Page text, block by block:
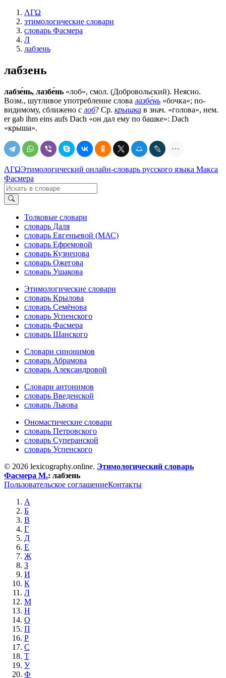
ΛΓΩ
этимологические словари
словарь Фасмера
Л
лабзень
лабзень
лабзе́нь, лазбе́нь «лоб», смол. (Добровольский). Неясно.
Возм., шутливое употребление слова лазбе́нь «бочка»; по-
видимому, сближено с лоб? Ср. кры́шка в знач. «голова», нем.
еr gаb ihm eins aufs Dасh «он дал ему по башке»: Dасh
«крыша».
ΛΓΩЭтимологический онлайн-словарь русского языка Макса
Фасмера
Толковые словари
словарь Даля
словарь Евгеньевой (МАС)
словарь Ефремовой
словарь Кузнецова
словарь Ожегова
словарь Ушакова
Этимологические словари
словарь Крылова
словарь Семёнова
словарь Успенского
словарь Фасмера
словарь Шанского
Словари синонимов
словарь Абрамова
словарь Александровой
Словари антонимов
словарь Введенской
словарь Львова
Ономастические словари
словарь Петровского
словарь Суперанской
словарь Успенского
© 2026 lexicography.online. Этимологический словарь
Фасмера М.: лабзень
Пользовательское соглашениеКонтакты
А
Б
В
Г
Д
Е
Ж
З
И
К
Л
М
Н
О
П
Р
С
Т
У
Ф